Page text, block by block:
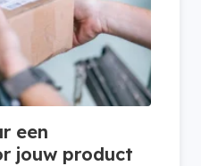
een
jouw product